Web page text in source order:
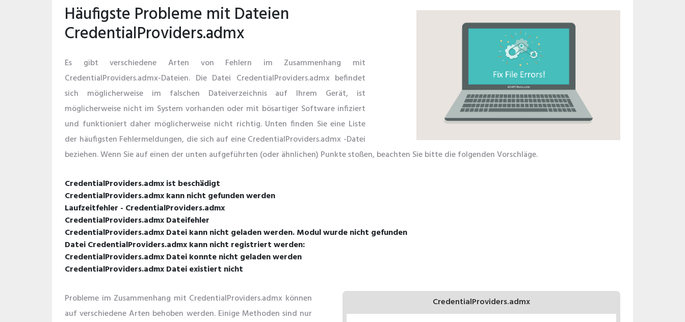
Häufigste Probleme mit Dateien
CredentialProviders.admx
Es gibt verschiedene Arten von Fehlern im Zusammenhang mit
CredentialProviders.admx-Dateien. Die Datei CredentialProviders.admx befindet
sich möglicherweise im falschen Dateiverzeichnis auf Ihrem Gerät, ist
möglicherweise nicht im System vorhanden oder mit bösartiger Software infiziert
und funktioniert daher möglicherweise nicht richtig. Unten finden Sie eine Liste
der häufigsten Fehlermeldungen, die sich auf eine CredentialProviders.admx -Datei
beziehen. Wenn Sie auf einen der unten aufgeführten (oder ähnlichen) Punkte stoßen, beachten Sie bitte die folgenden Vorschläge.
CredentialProviders.admx ist beschädigt
CredentialProviders.admx kann nicht gefunden werden
Laufzeitfehler - CredentialProviders.admx
CredentialProviders.admx Dateifehler
CredentialProviders.admx Datei kann nicht geladen werden. Modul wurde nicht gefunden
Datei CredentialProviders.admx kann nicht registriert werden:
CredentialProviders.admx Datei konnte nicht geladen werden
CredentialProviders.admx Datei existiert nicht
CredentialProviders.admx
Probleme im Zusammenhang mit CredentialProviders.admx können
auf verschiedene Arten behoben werden. Einige Methoden sind nur